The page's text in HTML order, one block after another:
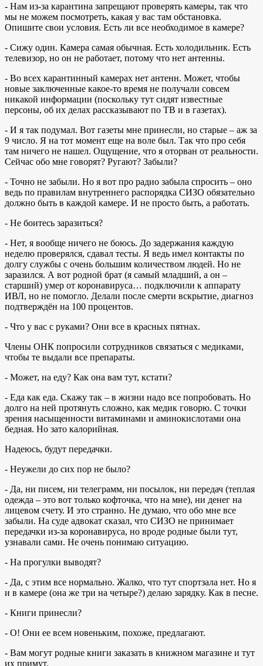
- Нам из-за карантина запрещают проверять камеры, так что
мы не можем посмотреть, какая у вас там обстановка.
Опишите свои условия. Есть ли все необходимое в камере?
- Сижу один. Камера самая обычная. Есть холодильник. Есть
телевизор, но он не работает, потому что нет антенны.
- Во всех карантинный камерах нет антенн. Может, чтобы
новые заключенные какое-то время не получали совсем
никакой информации (поскольку тут сидят известные
персоны, об их делах рассказывают по ТВ и в газетах).
- И я так подумал. Вот газеты мне принесли, но старые – аж за
9 число. Я на тот момент еще на воле был. Так что про себя
там ничего не нашел. Ощущение, что я оторван от реальности.
Сейчас обо мне говорят? Ругают? Забыли?
- Точно не забыли. Но я вот про радио забыла спросить – оно
ведь по правилам внутреннего распорядка СИЗО обязательно
должно быть в каждой камере. И не просто быть, а работать.
- Не боитесь заразиться?
- Нет, я вообще ничего не боюсь. До задержания каждую
неделю проверялся, сдавал тесты. Я ведь имел контакты по
долгу службы с очень большим количеством людей. Но не
заразился. А вот родной брат (я самый младший, а он –
старший) умер от коронавируса… подключили к аппарату
ИВЛ, но не помогло. Делали после смерти вскрытие, диагноз
подтверждён на 100 процентов.
- Что у вас с руками? Они все в красных пятнах.
Члены ОНК попросили сотрудников связаться с медиками,
чтобы те выдали все препараты.
- Может, на еду? Как она вам тут, кстати?
- Еда как еда. Скажу так – в жизни надо все попробовать. Но
долго на ней протянуть сложно, как медик говорю. С точки
зрения насыщенности витаминами и аминокислотами она
бедная. Но зато калорийная.
Надеюсь, будут передачки.
- Неужели до сих пор не было?
- Да, ни писем, ни телеграмм, ни посылок, ни передач (теплая
одежда – это вот только кофточка, что на мне), ни денег на
лицевом счету. И это странно. Не думаю, что обо мне все
забыли. На суде адвокат сказал, что СИЗО не принимает
передачки из-за коронавируса, но вроде родные были тут,
узнавали сами. Не очень понимаю ситуацию.
- На прогулки выводят?
- Да, с этим все нормально. Жалко, что тут спортзала нет. Но я
и в камере (она же три на четыре?) делаю зарядку. Как в песне.
- Книги принесли?
- О! Они ее всем новеньким, похоже, предлагают.
- Вам могут родные книги заказать в книжном магазине и тут
их примут.